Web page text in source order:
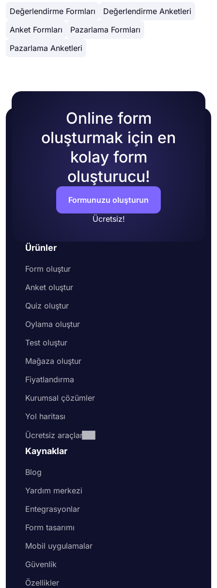
● Ayrıntılı tasarım özelleştirmesi
HTML'sine kolayca kopyalayıp yapıştırabilirsiniz.
farklı tasarım özelleştirme seçeneği göreceksiniz.
temadan birini seçerek form temanızı
değiştirebilirsiniz.
Değerlendirme Formları
Değerlendirme Anketleri
Anket Formları
Pazarlama Formları
Pazarlama Anketleri
Online form
oluşturmak için en
kolay form
oluşturucu!
Formunuzu oluşturun
Ücretsiz!
Ürünler
Form oluştur
Anket oluştur
Quiz oluştur
Oylama oluştur
Test oluştur
Mağaza oluştur
Fiyatlandırma
Kurumsal çözümler
Yol haritası
Ücretsiz araçlar
Kaynaklar
Blog
Yardım merkezi
Entegrasyonlar
Form tasarımı
Mobil uygulamalar
Güvenlik
Özellikler